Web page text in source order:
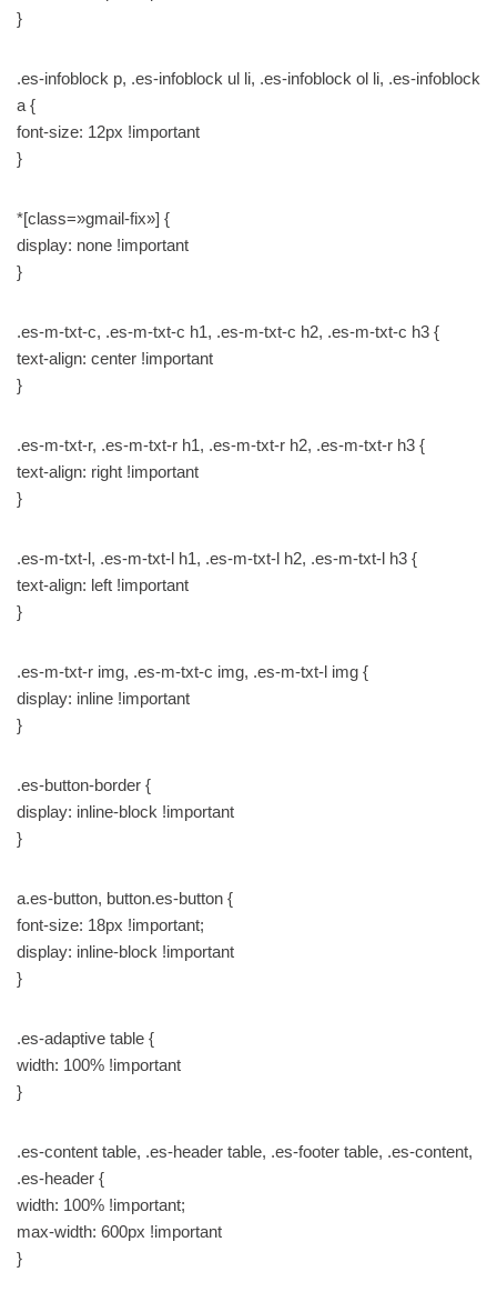
}
.es-infoblock p, .es-infoblock ul li, .es-infoblock ol li, .es-infoblock
a {
font-size: 12px !important
}
*[class=»gmail-fix»] {
display: none !important
}
.es-m-txt-c, .es-m-txt-c h1, .es-m-txt-c h2, .es-m-txt-c h3 {
text-align: center !important
}
.es-m-txt-r, .es-m-txt-r h1, .es-m-txt-r h2, .es-m-txt-r h3 {
text-align: right !important
}
.es-m-txt-l, .es-m-txt-l h1, .es-m-txt-l h2, .es-m-txt-l h3 {
text-align: left !important
}
.es-m-txt-r img, .es-m-txt-c img, .es-m-txt-l img {
display: inline !important
}
.es-button-border {
display: inline-block !important
}
a.es-button, button.es-button {
font-size: 18px !important;
display: inline-block !important
}
.es-adaptive table {
width: 100% !important
}
.es-content table, .es-header table, .es-footer table, .es-content,
.es-header {
width: 100% !important;
max-width: 600px !important
}